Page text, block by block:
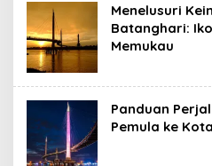
Menelusuri
Batanghari:
Memukau
Panduan
Pemula ke